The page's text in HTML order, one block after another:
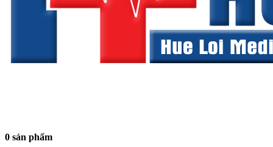
0 sản phẩm